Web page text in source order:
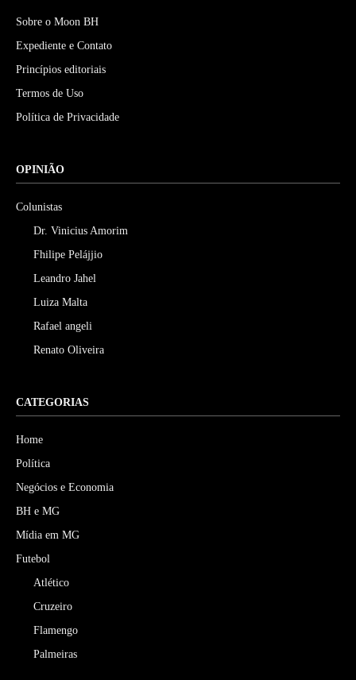
Sobre o Moon BH
Expediente e Contato
Princípios editoriais
Termos de Uso
Política de Privacidade
OPINIÃO
Colunistas
Dr. Vinicius Amorim
Fhilipe Pelájjio
Leandro Jahel
Luiza Malta
Rafael angeli
Renato Oliveira
CATEGORIAS
Home
Política
Negócios e Economia
BH e MG
Mídia em MG
Futebol
Atlético
Cruzeiro
Flamengo
Palmeiras